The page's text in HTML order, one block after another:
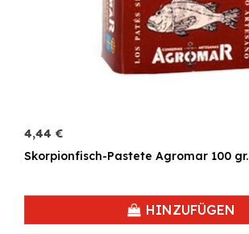
4,44 €
Skorpionfisch-Pastete Agromar 100 gr.
HINZUFÜGEN